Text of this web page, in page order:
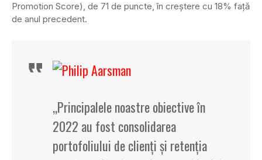
Promotion Score), de 71 de puncte, în creștere cu 18% față
de anul precedent.
„Principalele noastre obiective în
2022 au fost consolidarea
portofoliului de clienți și retenția